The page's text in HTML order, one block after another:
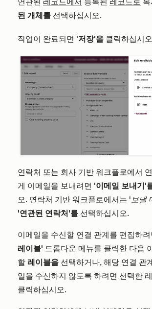
된 개체를 선택하십시오.
작업이 완료되면 '저장'을 클릭하십시
연락처 또는 회사 기반 워크플로에서
게 이메일을 보내려면 '이메일 보내기'
오. 연락처 기반 워크플로에서는 '보낼
'연관된 연락처'를 선택하십시오.
이메일을 수신할 연결 관계를 편집하려
레이블' 드롭다운 메뉴를 클릭한 다음
할 레이블을 선택하거나, 해당 연결 관
일을 수신하지 않도록 하려면 선택한
클릭하십시오.